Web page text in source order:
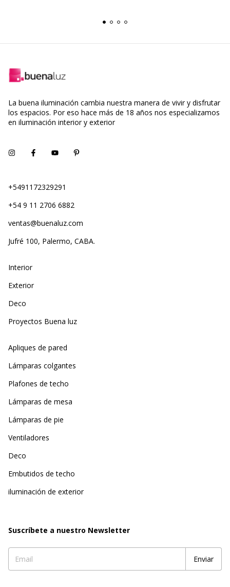
La buena iluminación cambia nuestra manera de vivir y disfrutar
los espacios. Por eso hace más de 18 años nos especializamos
en iluminación interior y exterior
+5491172329291
+54 9 11 2706 6882
ventas@buenaluz.com
Jufré 100, Palermo, CABA.
Interior
Exterior
Deco
Proyectos Buena luz
Apliques de pared
Lámparas colgantes
Plafones de techo
Lámparas de mesa
Lámparas de pie
Ventiladores
Deco
Embutidos de techo
iluminación de exterior
Suscríbete a nuestro Newsletter